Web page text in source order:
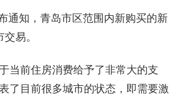
通知，青岛市区范围内新购买的新
易。
当前住房消费给予了非常大的支
了目前很多城市的状态，即需要激